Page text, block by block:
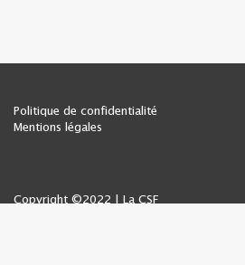
Politique de confidentialité
Mentions légales
Copyright ©2022 | La CSF